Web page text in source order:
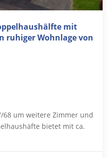
mit
ruhiger Wohnlage von
68 um weitere Zimmer und
bietet mit ca.